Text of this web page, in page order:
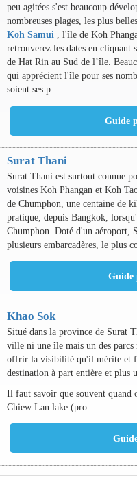
peu agitées s'est beaucoup
nombreuses plages, les plus
Koh Samui , l'île de Koh
retrouverez les dates en cliquant
de Hat Rin au Sud de l’île.
qui apprécient l'île pour ses
soient ses p...
Surat Thani
Surat Thani est surtout connue
voisines Koh Phangan et Koh
de Chumphon, une centaine de
pratique, depuis Bangkok,
Chumphon. Doté d'un aéroport,
plusieurs embarcadères, le plus
Khao Sok
Situé dans la province de Surat
ville ni une île mais un des parcs
offrir la visibilité qu'il mérite et
destination à part entière et plus
Il faut savoir que souvent quand
Chiew Lan lake (pro...